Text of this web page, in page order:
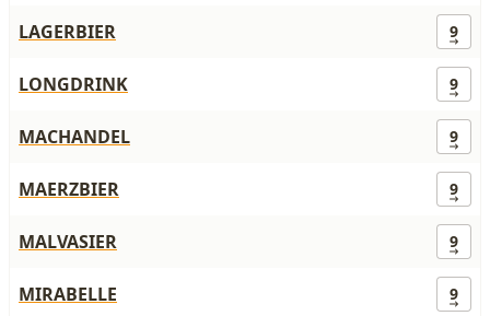
LAGERBIER 9
LONGDRINK 9
MACHANDEL 9
MAERZBIER 9
MALVASIER 9
MIRABELLE 9